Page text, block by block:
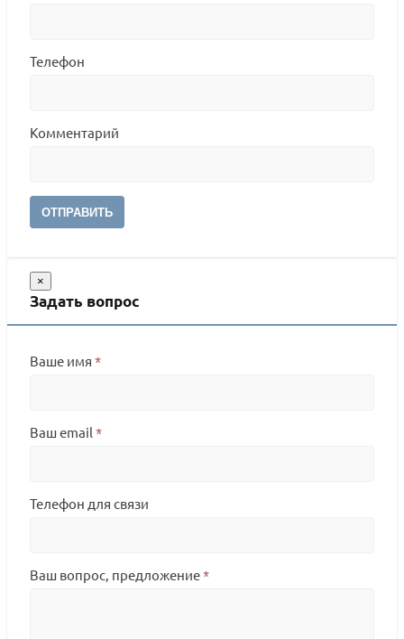
Телефон
Комментарий
ОТПРАВИТЬ
×
Задать вопрос
Ваше имя *
Ваш email *
Телефон для связи
Ваш вопрос, предложение*